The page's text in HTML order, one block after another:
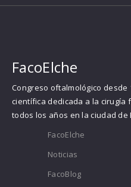
FacoElche
Congreso oftalmológico desde
científica dedicada a la
todos los años en la ciudad de
FacoElche
Noticias
FacoBlog